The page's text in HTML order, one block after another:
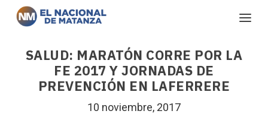
SALUD: MARATÓN CORRE POR LA
FE 2017 Y JORNADAS DE
PREVENCIÓN EN LAFERRERE
10 noviembre, 2017